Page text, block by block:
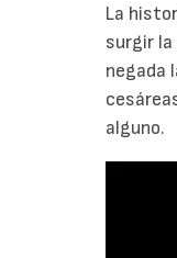
La
surgir la
negada
alguno.